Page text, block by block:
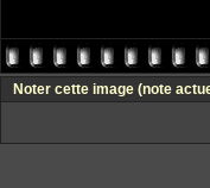
Noter cette image (note